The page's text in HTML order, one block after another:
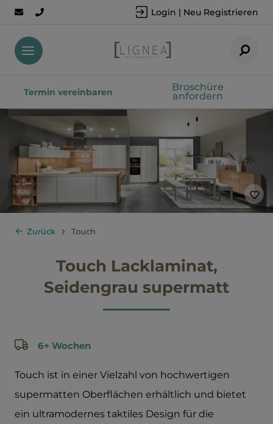
Login | Neu Registrieren
Termin vereinbaren Broschüre
anfordern
Zurück Touch
Touch Lacklaminat,
Seidengrau supermatt
6+ Wochen
Touch ist in einer Vielzahl von hochwertigen
supermatten Oberflächen erhältlich und bietet
ein ultramodernes taktiles Design für die